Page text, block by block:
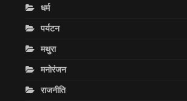
धर्म
पर्यटन
मथुरा
मनोरंजन
राजनीति